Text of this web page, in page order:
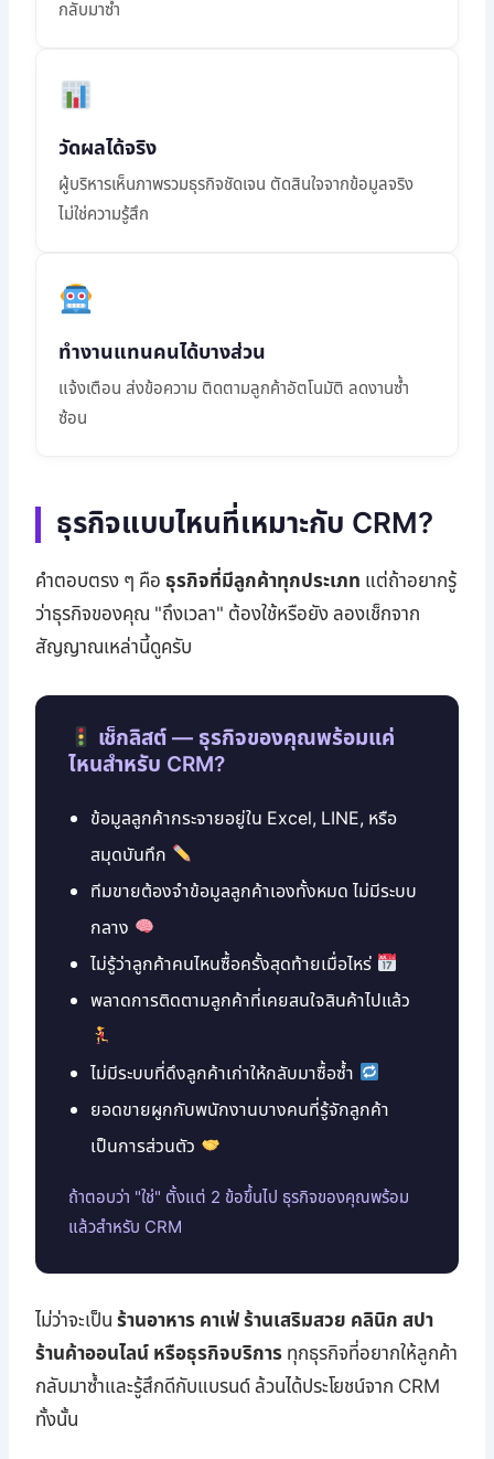
กลับมาซ้ำ
วัดผลได้จริง
ผู้บริหารเห็นภาพรวมธุรกิจชัดเจน ตัดสินใจจากข้อมูลจริง
ไม่ใช่ความรู้สึก
ทำงานแทนคนได้บางส่วน
แจ้งเตือน ส่งข้อความ ติดตามลูกค้าอัตโนมัติ ลดงานซ้ำ
ซ้อน
ธุรกิจแบบไหนที่เหมาะกับ CRM?
คำตอบตรง ๆ คือธุรกิจที่มีลูกค้าทุกประเภท แต่ถ้าอยากรู้
ว่าธุรกิจของคุณ "ถึงเวลา" ต้องใช้หรือยัง ลองเช็กจาก
สัญญาณเหล่านี้ดูครับ
เช็กลิสต์ — ธุรกิจของคุณพร้อมแค่
ไหนสำหรับ CRM?
ข้อมูลลูกค้ากระจายอยู่ใน Excel, LINE, หรือ
สมุดบันทึก
ทีมขายต้องจำข้อมูลลูกค้าเองทั้งหมด ไม่มีระบบ
กลาง
ไม่รู้ว่าลูกค้าคนไหนซื้อครั้งสุดท้ายเมื่อไหร่
พลาดการติดตามลูกค้าที่เคยสนใจสินค้าไปแล้ว
ไม่มีระบบที่ดึงลูกค้าเก่าให้กลับมาซื้อซ้ำ
ยอดขายผูกกับพนักงานบางคนที่รู้จักลูกค้า
เป็นการส่วนตัว
ถ้าตอบว่า "ใช่" ตั้งแต่ 2 ข้อขึ้นไป ธุรกิจของคุณพร้อม
แล้วสำหรับ CRM
ไม่ว่าจะเป็นร้านอาหาร คาเฟ่ ร้านเสริมสวย คลินิก สปา
ร้านค้าออนไลน์ หรือธุรกิจบริการทุกธุรกิจที่อยากให้ลูกค้า
กลับมาซ้ำและรู้สึกดีกับแบรนด์ ล้วนได้ประโยชน์จาก CRM
ทั้งนั้น